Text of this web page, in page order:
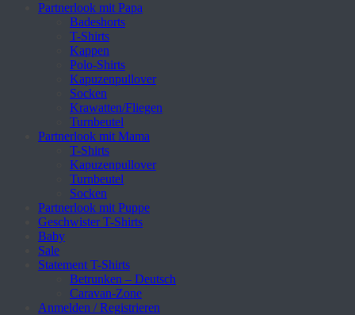
Partnerlook mit Papa
Badeshorts
T-Shirts
Kappen
Polo-Shirts
Kapuzenpullover
Socken
Krawatten/Fliegen
Turnbeutel
Partnerlook mit Mama
T-Shirts
Kapuzenpullover
Turnbeutel
Socken
Partnerlook mit Puppe
Geschwister T-Shirts
Baby
Sale
Statement T-Shirts
Betrunken – Deutsch
Caravan-Zone
Anmelden / Registrieren